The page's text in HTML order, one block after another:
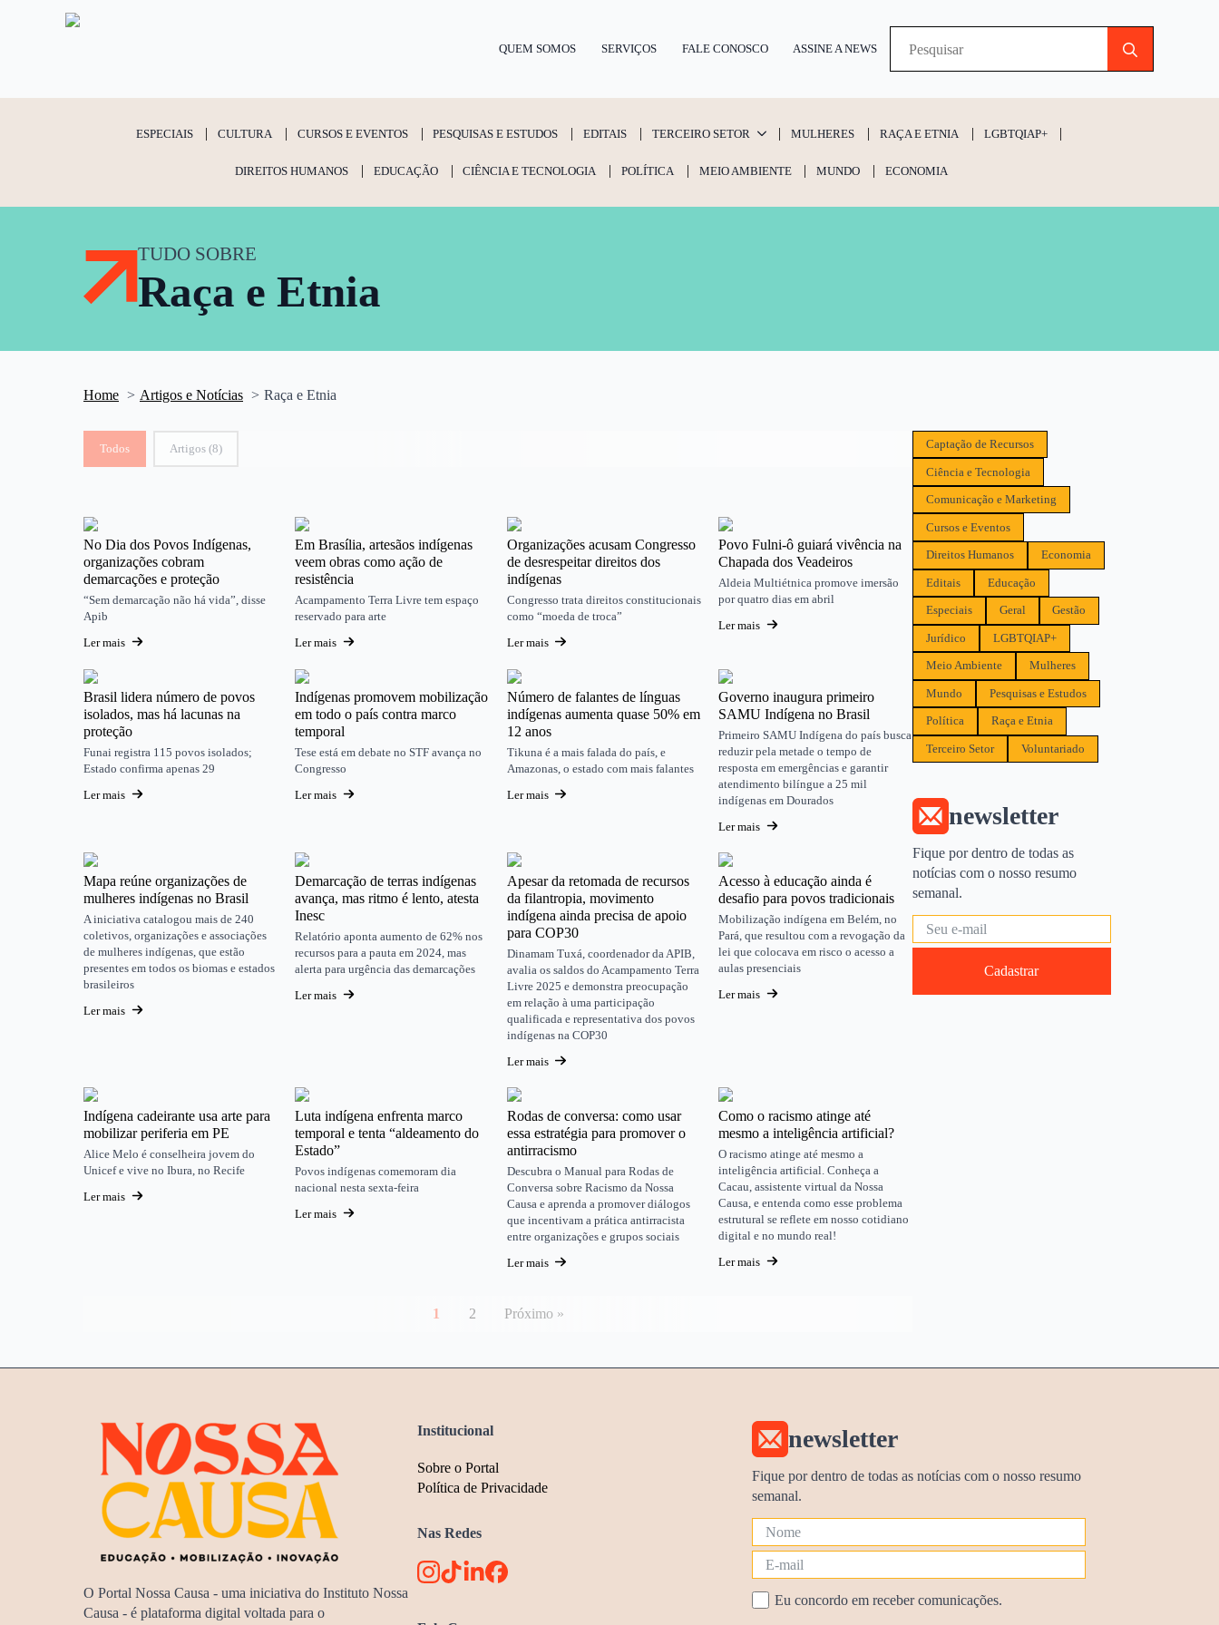
QUEM SOMOS SERVIÇOS FALE CONOSCO ASSINE A NEWS
ESPECIAIS CULTURA CURSOS E EVENTOS PESQUISAS E ESTUDOS EDITAIS TERCEIRO SETOR MULHERES RAÇA E ETNIA LGBTQIAP+
DIREITOS HUMANOS EDUCAÇÃO CIÊNCIA E TECNOLOGIA POLÍTICA MEIO AMBIENTE MUNDO ECONOMIA
TUDO SOBRE
Raça e Etnia
Home Artigos e Notícias Raça e Etnia
Classif. Post
Todos Artigos (8)
No Dia dos Povos Indígenas,
organizações cobram
demarcações e proteção
“Sem demarcação não há vida”, disse
Apib
Ler mais
Em Brasília, artesãos indígenas
veem obras como ação de
resistência
Acampamento Terra Livre tem espaço
reservado para arte
Ler mais
Organizações acusam Congresso
de desrespeitar direitos dos
indígenas
Congresso trata direitos constitucionais
como “moeda de troca”
Ler mais
Povo Fulni-ô guiará vivência na
Chapada dos Veadeiros
Aldeia Multiétnica promove imersão
por quatro dias em abril
Ler mais
Brasil lidera número de povos
isolados, mas há lacunas na
proteção
Funai registra 115 povos isolados;
Estado confirma apenas 29
Ler mais
Indígenas promovem mobilização
em todo o país contra marco
temporal
Tese está em debate no STF avança no
Congresso
Ler mais
Número de falantes de línguas
indígenas aumenta quase 50% em
12 anos
Tikuna é a mais falada do país, e
Amazonas, o estado com mais falantes
Ler mais
Governo inaugura primeiro
SAMU Indígena no Brasil
Primeiro SAMU Indígena do país busca
reduzir pela metade o tempo de
resposta em emergências e garantir
atendimento bilíngue a 25 mil
indígenas em Dourados
Ler mais
Mapa reúne organizações de
mulheres indígenas no Brasil
A iniciativa catalogou mais de 240
coletivos, organizações e associações
de mulheres indígenas, que estão
presentes em todos os biomas e estados
brasileiros
Ler mais
Demarcação de terras indígenas
avança, mas ritmo é lento, atesta
Inesc
Relatório aponta aumento de 62% nos
recursos para a pauta em 2024, mas
alerta para urgência das demarcações
Ler mais
Apesar da retomada de recursos
da filantropia, movimento
indígena ainda precisa de apoio
para COP30
Dinamam Tuxá, coordenador da APIB,
avalia os saldos do Acampamento Terra
Livre 2025 e demonstra preocupação
em relação à uma participação
qualificada e representativa dos povos
indígenas na COP30
Ler mais
Acesso à educação ainda é
desafio para povos tradicionais
Mobilização indígena em Belém, no
Pará, que resultou com a revogação da
lei que colocava em risco o acesso a
aulas presenciais
Ler mais
Indígena cadeirante usa arte para
mobilizar periferia em PE
Alice Melo é conselheira jovem do
Unicef e vive no Ibura, no Recife
Ler mais
Luta indígena enfrenta marco
temporal e tenta “aldeamento do
Estado”
Povos indígenas comemoram dia
nacional nesta sexta-feira
Ler mais
Rodas de conversa: como usar
essa estratégia para promover o
antirracismo
Descubra o Manual para Rodas de
Conversa sobre Racismo da Nossa
Causa e aprenda a promover diálogos
que incentivam a prática antirracista
entre organizações e grupos sociais
Ler mais
Como o racismo atinge até
mesmo a inteligência artificial?
O racismo atinge até mesmo a
inteligência artificial. Conheça a
Cacau, assistente virtual da Nossa
Causa, e entenda como esse problema
estrutural se reflete em nosso cotidiano
digital e no mundo real!
Ler mais
1 2 Próximo »
Captação de Recursos
Ciência e Tecnologia
Comunicação e Marketing
Cursos e Eventos
Direitos Humanos Economia
Editais Educação
Especiais Geral Gestão
Jurídico LGBTQIAP+
Meio Ambiente Mulheres
Mundo Pesquisas e Estudos
Política Raça e Etnia
Terceiro Setor Voluntariado
newsletter
Fique por dentro de todas as
notícias com o nosso resumo
semanal.
Cadastrar
O Portal Nossa Causa - uma iniciativa do Instituto Nossa
Causa - é plataforma digital voltada para o
Institucional
Sobre o Portal
Política de Privacidade
Nas Redes
newsletter
Fique por dentro de todas as notícias com o nosso resumo
semanal.
Eu concordo em receber comunicações.